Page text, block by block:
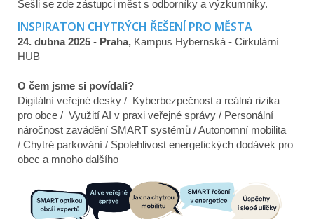
Sešli se zde zástupci měst s odborníky a výzkumníky.
INSPIRATON CHYTRÝCH ŘEŠENÍ PRO MĚSTA
24. dubna 2025 - Praha, Kampus Hybernská - Cirkulární
HUB
O čem jsme si povídali?
Digitální veřejné desky / Kyberbezpečnost a reálná rizika
pro obce / Využití AI v praxi veřejné správy / Personální
náročnost zavádění SMART systémů / Autonomní mobilita
/ Chytré parkování / Spolehlivost energetických dodávek pro
obec a mnoho dalšího